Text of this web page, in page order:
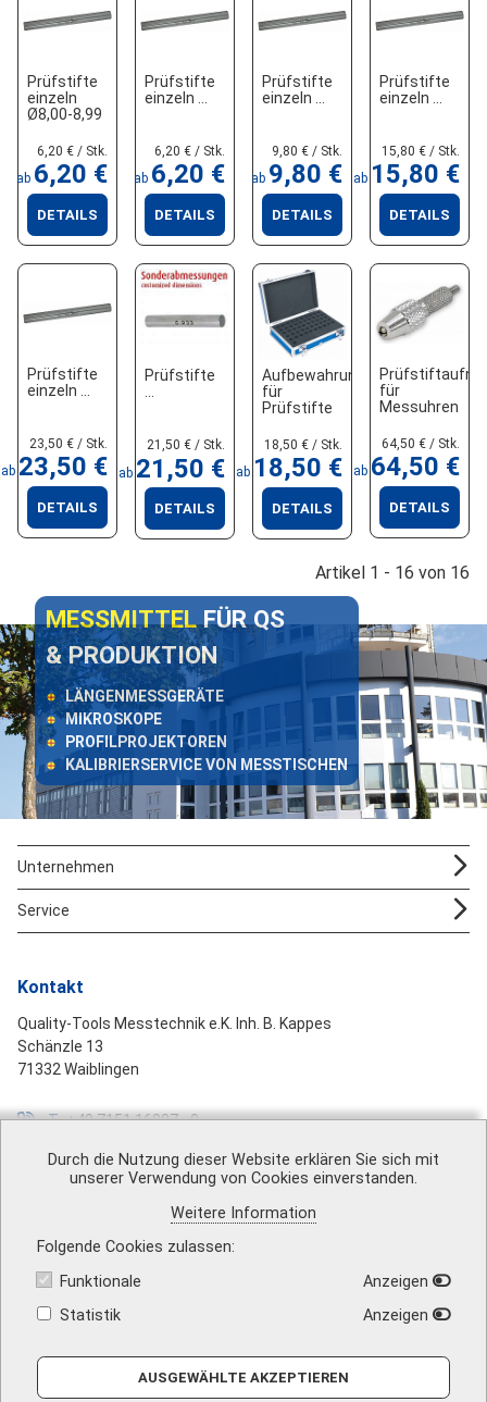
Durch die Nutzung dieser Website erklären Sie sich mit
unserer Verwendung von Cookies einverstanden.
Weitere Information
Folgende Cookies zulassen
Funktionale
Anzeigen
Statistik
Anzeigen
AUSGEWÄHLTE AKZEPTIEREN
Prüfstifte
einzeln
Ø8,00-8,99
6,20 € / Stk.
ab 6,20 €
DETAILS
Prüfstifte
einzeln
6,20 € / Stk.
ab 6,20 €
DETAILS
Prüfstifte
einzeln
9,80 € / Stk.
ab 9,80 €
DETAILS
Prüfstifte
einzeln
15,80 € / Stk.
ab 15,80 €
DETAILS
Prüfstifte
einzeln
23,50 € / Stk.
ab 23,50 €
DETAILS
Prüfstifte
21,50 € / Stk.
ab 21,50 €
DETAILS
Aufbewahrungsbox
für
Prüfstifte
18,50 € / Stk.
ab 18,50 €
DETAILS
für
Messuhren
64,50 € / Stk.
ab 64,50 €
DETAILS
Artikel 1 - 16 von 16
MESSMITTELFÜR QS
& PRODUKTION
LÄNGENMESSGERÄTE
MIKROSKOPE
PROFILPROJEKTOREN
KALIBRIERSERVICE VON MESSTISCHEN
Kontakt
Quality-Tools Messtechnik e.K. Inh. B. Kappes
Schänzle 13
71332 Waiblingen
T +49 7151 16887 - 0
F
+49 7151 16887 - 99
mail@quality-tools.de
Unternehmen
Service
Über uns Barrierefreiheit
Vertrag widerrufen
Kontakt